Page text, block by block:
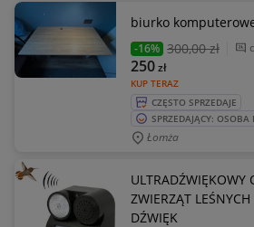
biurko
-16% 300,00 zł
KUP TERAZ
250zł
CZĘSTO SPRZEDAJE
SPRZEDAJĄCY: OSOBA
Łomża
ULTRADŹWIĘKOWY
ZWIERZĄT
DŹWIĘK